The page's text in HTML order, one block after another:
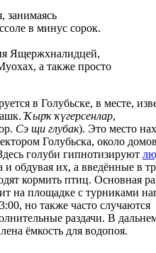
занимаясь
в минус сорок.
Ящержхналидцей,
а также просто
в Голубьске, в месте,
Ҡырҡ ҡүгерсенлар,
Сэ щи глубак). Это место
Голубьска, около
голуби гипнотизируют
и обдувая их, а введённые в
кормить птиц. Основная
на площадке с турниками
но также часто случаются
раздачи. В
ёмкость для водопоя.